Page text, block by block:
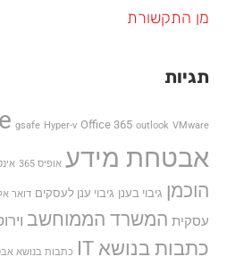
מן התקשורת
תגיות
gsafe Hyper-v Office 365 outlook VMware
אבטחת מידע אופיס 365
הוכמן גיבוי בענן גיבוי ענן לעסקים דואר
עסקית המשרד הממוחשב
כתבות בנושא IT כתבות בנושא